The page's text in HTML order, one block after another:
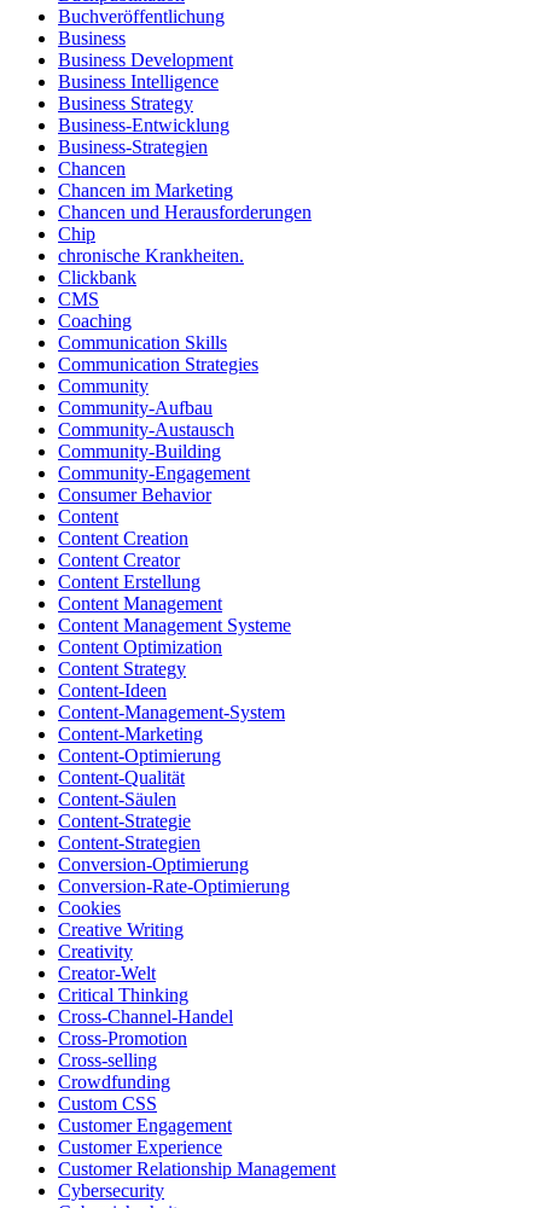
Buchveröffentlichung
Business
Business Development
Business Intelligence
Business Strategy
Business-Entwicklung
Business-Strategien
Chancen
Chancen im Marketing
Chancen und Herausforderungen
Chip
chronische Krankheiten.
Clickbank
CMS
Coaching
Communication Skills
Communication Strategies
Community
Community-Aufbau
Community-Austausch
Community-Building
Community-Engagement
Consumer Behavior
Content
Content Creation
Content Creator
Content Erstellung
Content Management
Content Management Systeme
Content Optimization
Content Strategy
Content-Ideen
Content-Management-System
Content-Marketing
Content-Optimierung
Content-Qualität
Content-Säulen
Content-Strategie
Content-Strategien
Conversion-Optimierung
Conversion-Rate-Optimierung
Cookies
Creative Writing
Creativity
Creator-Welt
Critical Thinking
Cross-Channel-Handel
Cross-Promotion
Cross-selling
Crowdfunding
Custom CSS
Customer Engagement
Customer Experience
Customer Relationship Management
Cybersecurity